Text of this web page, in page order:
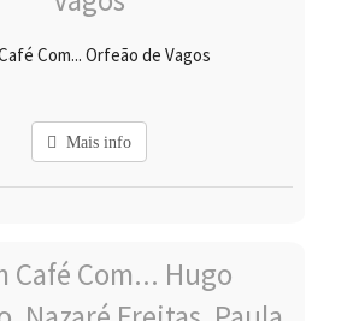
Com... Orfeão de Vagos
Mais info